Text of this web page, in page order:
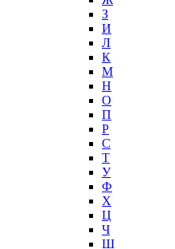
З
И
Л
К
М
Н
О
П
Р
С
Т
У
Ф
Х
Ц
Ч
Ш